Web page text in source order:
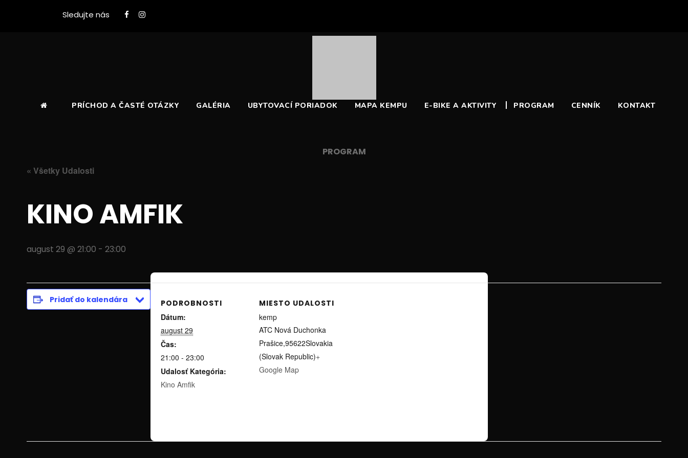
Sledujte nás
PRÍCHOD A ČASTÉ OTÁZKY GALÉRIA UBYTOVACÍ PORIADOK MAPA KEMPU E-BIKE A AKTIVITY PROGRAM CENNÍK KONTAKT
PROGRAM
« Všetky Udalosti
KINO AMFIK
august 29 @ 21:00 - 23:00
Pridať do kalendára
PODROBNOSTI
Dátum:
august 29
Čas:
21:00 - 23:00
Udalosť Kategória:
Kino Amfik
MIESTO UDALOSTI
kemp
ATC Nová Duchonka
Prašice,95622Slovakia
(Slovak Republic)+
Google Map